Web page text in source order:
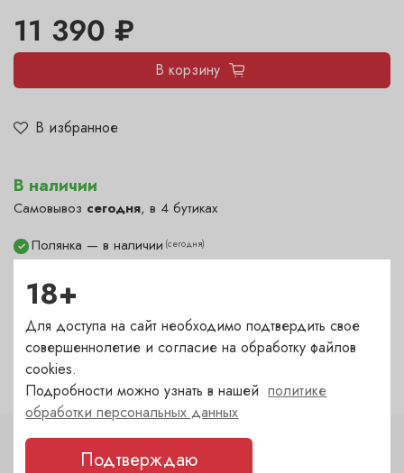
В избранное
11 390 ₽
В корзину
В наличии
Самовывоз сегодня, в 4 бутиках
✓ Полянка — в наличии (сегодня)
Пречистенка — в наличии(сегодня)
Садовническая — под заказ(1-2 дня)
Сухаревка — в наличии
Характеристики
18+
Для доступа на сайт необходимо подтвердить свое
совершеннолетие и согласие на обработку файлов
cookies.
Подробности можно узнать в нашейполитике
обработки персональных данных
Подтверждаю